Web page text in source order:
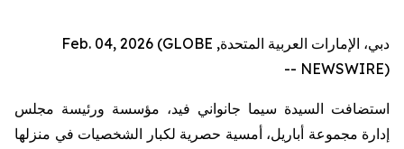
دبي، الإمارات العربية المتحدة, Feb. 04, 2026 (GLOBE
NEWSWIRE) --
استضافت السيدة سيما جانواني فيد، مؤسسة ورئيسة مجلس
إدارة مجموعة أباريل، أمسية حصرية لكبار الشخصيات في منزلها